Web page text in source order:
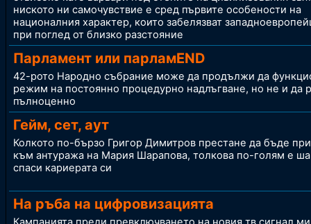
ниското ни самочувствие e сред първите особености на
националния характер, които забелязват
при поглед от близко разстояние
Парламент или парламEND
42-рото Народно събрание може да продължи да
режим на постоянно процедурно надлъгване, но не и да
пълноценно
Гейм, сет, аут
Колкото по-бързо Григор Димитров престане да бъде
към антуража на Мария Шарапова, толкова по-голям е
спаси кариерата си
На ръба на цифровизацията